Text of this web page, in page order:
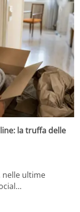
la truffa delle
nelle ultime